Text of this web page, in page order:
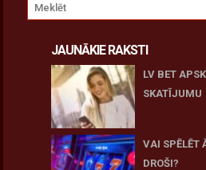
JAUNĀKIE RAKSTI
LV BET
SKATĪJUMU
VAI SPĒLĒT
DROŠI?